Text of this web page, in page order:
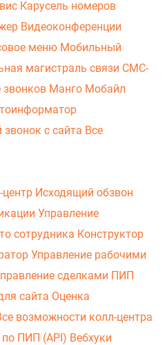
Карусель номеров
Видеоконференции
меню Мобильный
магистраль связи СМС-
звонков Манго Мобайл
с сайта Все
Исходящий обзвон
Управление
сотрудника Конструктор
Управление рабочими
сделками ПИП
сайта Оценка
возможности колл-центра
по ПИП (API) Вебхуки